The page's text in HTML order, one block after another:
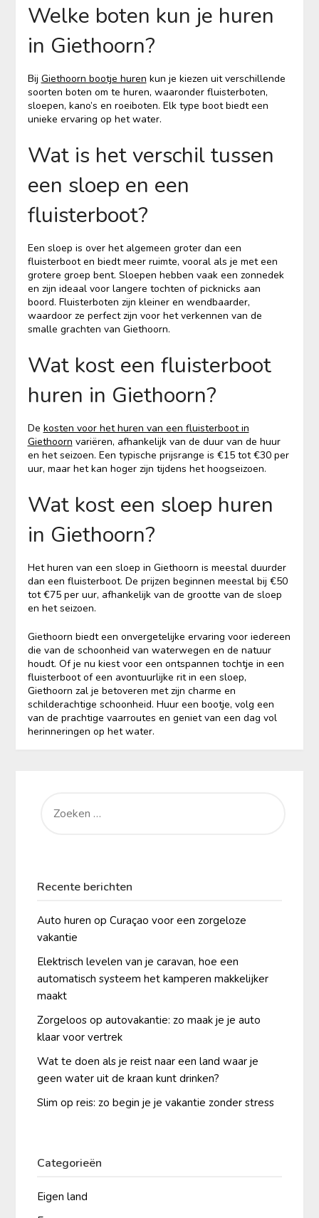
Welke boten kun je huren
in Giethoorn?
Bij Giethoorn bootje huren kun je kiezen uit verschillende
soorten boten om te huren, waaronder fluisterboten,
sloepen, kano’s en roeiboten. Elk type boot biedt een
unieke ervaring op het water.
Wat is het verschil tussen
een sloep en een
fluisterboot?
Een sloep is over het algemeen groter dan een
fluisterboot en biedt meer ruimte, vooral als je met een
grotere groep bent. Sloepen hebben vaak een zonnedek
en zijn ideaal voor langere tochten of picknicks aan
boord. Fluisterboten zijn kleiner en wendbaarder,
waardoor ze perfect zijn voor het verkennen van de
smalle grachten van Giethoorn.
Wat kost een fluisterboot
huren in Giethoorn?
De kosten voor het huren van een fluisterboot in
Giethoorn variëren, afhankelijk van de duur van de huur
en het seizoen. Een typische prijsrange is €15 tot €30 per
uur, maar het kan hoger zijn tijdens het hoogseizoen.
Wat kost een sloep huren
in Giethoorn?
Het huren van een sloep in Giethoorn is meestal duurder
dan een fluisterboot. De prijzen beginnen meestal bij €50
tot €75 per uur, afhankelijk van de grootte van de sloep
en het seizoen.
Giethoorn biedt een onvergetelijke ervaring voor iedereen
die van de schoonheid van waterwegen en de natuur
houdt. Of je nu kiest voor een ontspannen tochtje in een
fluisterboot of een avontuurlijke rit in een sloep,
Giethoorn zal je betoveren met zijn charme en
schilderachtige schoonheid. Huur een bootje, volg een
van de prachtige vaarroutes en geniet van een dag vol
herinneringen op het water.
NAAR:
Recente berichten
Auto huren op Curaçao voor een zorgeloze
vakantie
Elektrisch levelen van je caravan, hoe een
automatisch systeem het kamperen makkelijker
maakt
Zorgeloos op autovakantie: zo maak je je auto
klaar voor vertrek
Wat te doen als je reist naar een land waar je
geen water uit de kraan kunt drinken?
Slim op reis: zo begin je je vakantie zonder stress
Categorieën
Eigen land